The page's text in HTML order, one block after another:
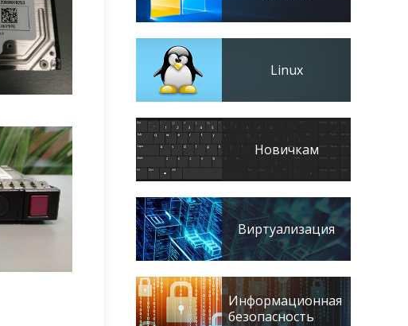
Linux
Новичкам
Виртуализация
Информационная
безопасность